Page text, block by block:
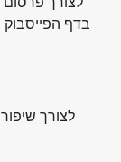
בדף הפייסבוק